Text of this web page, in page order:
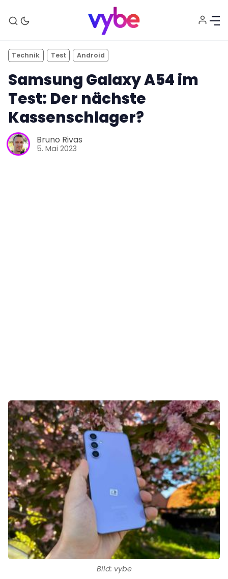
Über uns
Zusammenarbeit
Impressum
Bild: vybe
Technik Test Android
Samsung Galaxy A54 im
Test: Der nächste
Kassenschlager?
Bruno Rivas
5. Mai 2023